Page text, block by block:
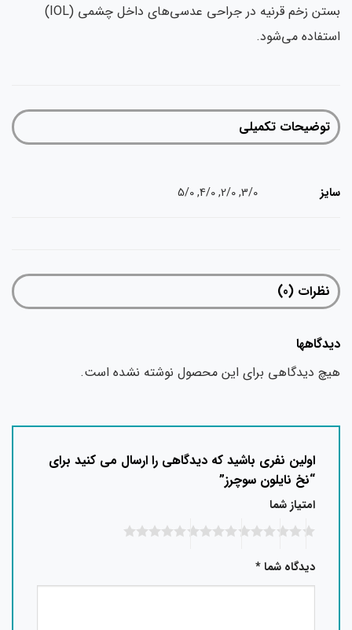
بستن زخم قرنیه در جراحی عدسی‌های داخل چشمی (IOL)
استفاده می‌شود.
توضیحات تکمیلی
سایز 3/0, 2/0, 4/0, 5/0
نظرات (0)
دیدگاهها
هیچ دیدگاهی برای این محصول نوشته نشده است.
اولین نفری باشید که دیدگاهی را ارسال می کنید برای
“نخ نایلون سوچرز”
امتیاز شما
دیدگاه شما*